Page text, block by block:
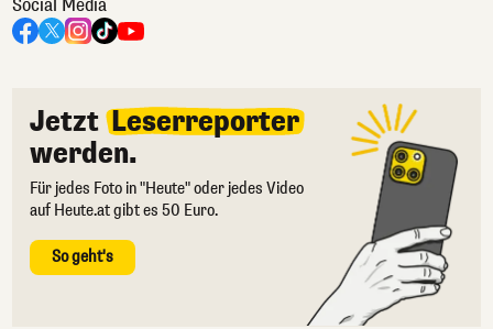
Social Media
Jetzt Leserreporter
werden.
Für jedes Foto in "Heute" oder jedes Video
auf Heute.at gibt es 50 Euro.
So geht's